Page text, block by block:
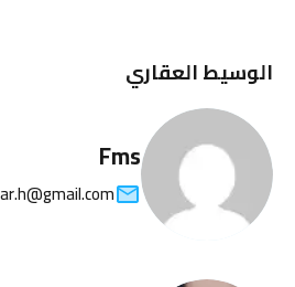
الوسيط العقاري
Fms